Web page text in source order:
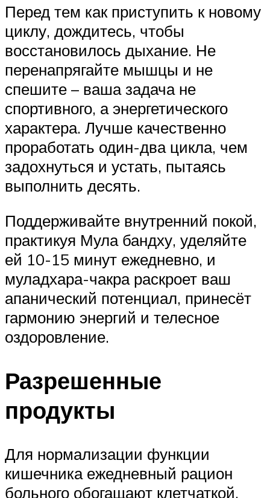
Перед тем как приступить к новому
циклу, дождитесь, чтобы
восстановилось дыхание. Не
перенапрягайте мышцы и не
спешите – ваша задача не
спортивного, а энергетического
характера. Лучше качественно
проработать один-два цикла, чем
задохнуться и устать, пытаясь
выполнить десять.
Поддерживайте внутренний покой,
практикуя Мула бандху, уделяйте
ей 10-15 минут ежедневно, и
муладхара-чакра раскроет ваш
апанический потенциал, принесёт
гармонию энергий и телесное
оздоровление.
Разрешенные
продукты
Для нормализации функции
кишечника ежедневный рацион
больного обогащают клетчаткой.